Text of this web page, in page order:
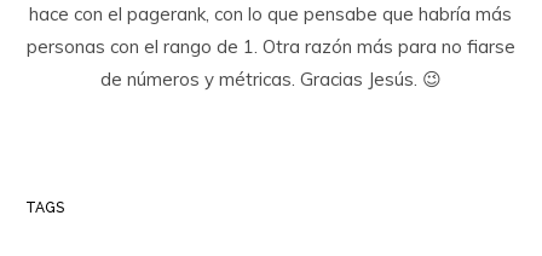
hace con el pagerank, con lo que pensabe que habría más
personas con el rango de 1. Otra razón más para no fiarse
de números y métricas. Gracias Jesús. 😉
TAGS